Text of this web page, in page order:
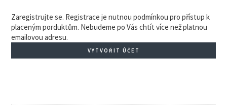
Zaregistrujte se. Registrace je nutnou podmínkou pro přístup k
placeným porduktům. Nebudeme po Vás chtít více než platnou
emailovou adresu.
VYTVOŘIT ÚČET